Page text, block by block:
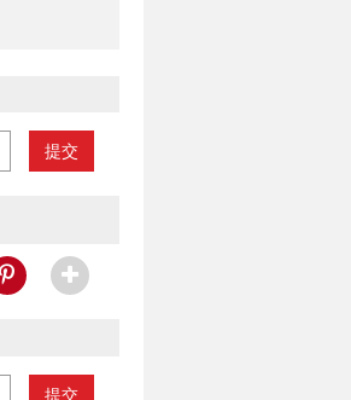
提交
提交